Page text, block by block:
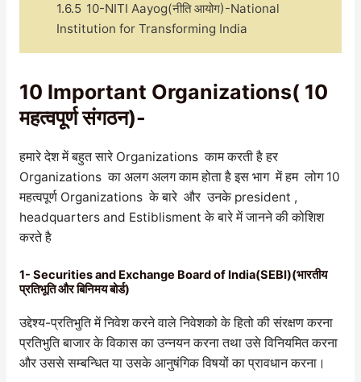
1.6.5 10-NITI Aayog(नीति आयोग)-National
Institution for Transforming India
10 Important Organizations( 10
महत्वपूर्ण संगठन)-
हमारे देश में बहुत सारे Organizations काम करती है हर
Organizations का अलग अलग काम होता है इस भाग में हम लोग 10
महत्वपूर्ण Organizations के बारे और उनके president ,
headquarters and Estiblisment के बारे में जानने की कोशिश
करते है
1- Securities and Exchange Board of India(SEBI)(भारतीय
प्रतिभूति और बिनिमय बोर्ड)
उद्देश्य-प्रतिभुति में निवेश करने वाले निवेशको के हितो की संरक्षण करना
प्रतिभुति बाजार के विकास का उन्नयन करना तथा उसे विनियमित करना
और उससे सम्बन्धित या उसके आनुषंगिक विषयों का प्रावधान करना।